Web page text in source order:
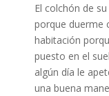
El colchón de
porque duerme
habitación
puesto en el
algún día le
una buena